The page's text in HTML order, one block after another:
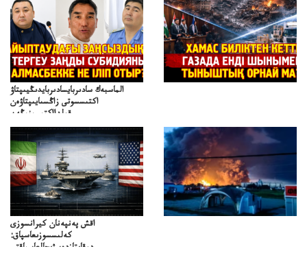
الماسبەك سادىربايسادىربايدىڭيىپتاۋ
اكتىسسوتى زاڭسىايىپتاۋەن
قولدااكتىسىنىڭەن
ميلليونزاڭسىزدىعىمەنقولدانوسىرىلگەنميلليوندار
اقش پەنپەنان كيرانسوزى
كەلىسسوزىعاسپاق:
دوقايتازدەسۋىجالعاسپاقتى